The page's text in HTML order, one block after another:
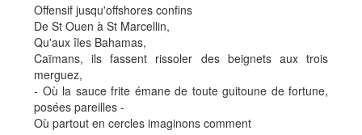
Offensif jusqu'offshores confins
De St Ouen à St Marcellin,
Qu'aux îles Bahamas,
Caïmans, ils fassent rissoler des beignets aux trois
merguez,
- Où la sauce frite émane de toute guitoune de fortune,
posées pareilles -
Où partout en cercles imaginons comment